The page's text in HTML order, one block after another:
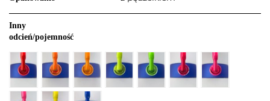
Inny
odcień/pojemność